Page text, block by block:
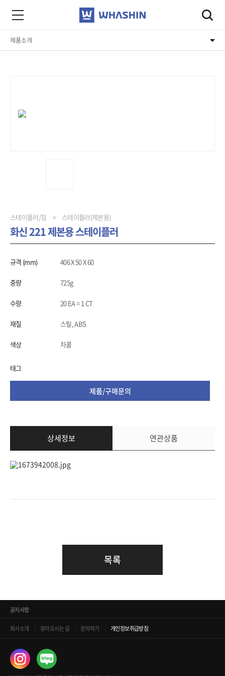
제품소개
스테이플러/침 스테이플러(제본용)
화신 221 제본용 스테이플러
규격 (mm) 406 X 50 X 60
중량 725g
수량 20 EA = 1 CT
재질 스틸, ABS
색상 차콜
태그
제품/구매문의
상세정보 연관상품
목록
공지사항
회사소개 찾아오시는 길 문의하기 개인정보취급방침